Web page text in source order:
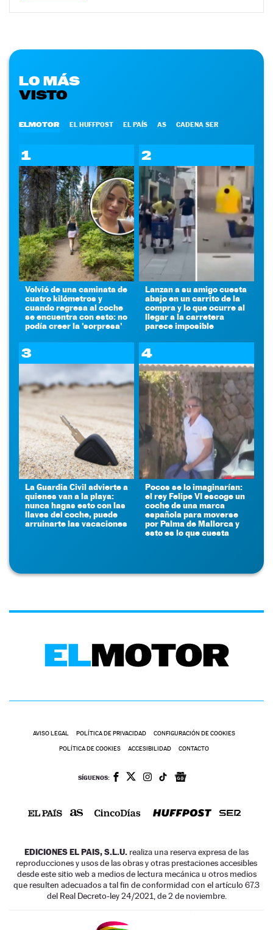
LO MÁS
VISTO
ELMOTOR EL HUFFPOST EL PAÍS AS CADENA SER
1
Volvió de una caminata de
cuatro kilómetros y
cuando regresa al coche
se encuentra con esto: no
podía creer la 'sorpresa'
2
Lanzan a su amigo cuesta
abajo en un carrito de la
compra y lo que ocurre al
llegar a la carretera
parece imposible
3
La Guardia Civil advierte a
quienes van a la playa:
nunca hagas esto con las
llaves del coche, puede
arruinarte las vacaciones
4
Pocos se lo imaginarían:
el rey Felipe VI escoge un
coche de una marca
española para moverse
por Palma de Mallorca y
esto es lo que cuesta
AVISO LEGAL POLÍTICA DE PRIVACIDAD CONFIGURACIÓN DE COOKIES
POLÍTICA DE COOKIES ACCESIBILIDAD CONTACTO
SÍGUENOS:
EDICIONES EL PAIS, S.L.U. realiza una reserva expresa de las
reproducciones y usos de las obras y otras prestaciones accesibles
desde este sitio web a medios de lectura mecánica u otros medios
que resulten adecuados a tal fin de conformidad con el artículo 67.3
del Real Decreto-ley 24/2021, de 2 de noviembre.